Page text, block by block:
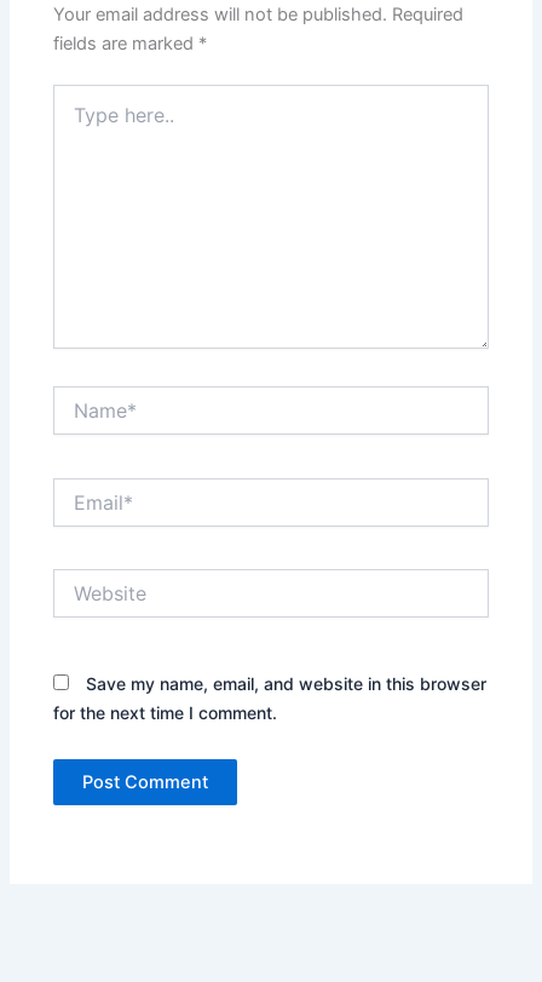
Your email address will not be published. Required
fields are marked *
here..
Save my name, email, and website in this browser
for the next time I comment.